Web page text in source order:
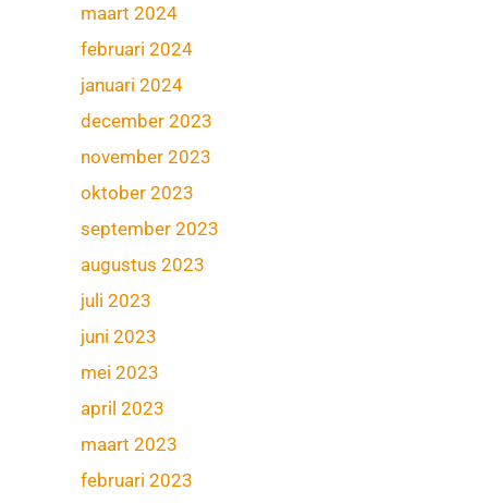
maart 2024
februari 2024
januari 2024
december 2023
november 2023
oktober 2023
september 2023
augustus 2023
juli 2023
juni 2023
mei 2023
april 2023
maart 2023
februari 2023